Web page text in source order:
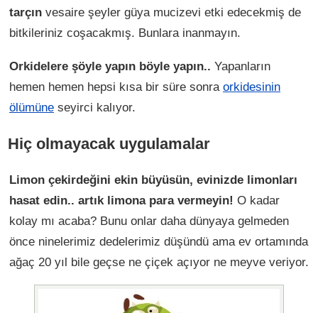
tarçın vesaire şeyler güya mucizevi etki edecekmiş de
bitkileriniz coşacakmış. Bunlara inanmayın.
Orkidelere şöyle yapın böyle yapın.. Yapanların
hemen hemen hepsi kısa bir süre sonra orkidesinin
ölümüne seyirci kalıyor.
Hiç olmayacak uygulamalar
Limon çekirdeğini ekin büyüsün, evinizde limonları
hasat edin.. artık limona para vermeyin! O kadar
kolay mı acaba? Bunu onlar daha dünyaya gelmeden
önce ninelerimiz dedelerimiz düşündü ama ev ortamında
ağaç 20 yıl bile geçse ne çiçek açıyor ne meyve veriyor.